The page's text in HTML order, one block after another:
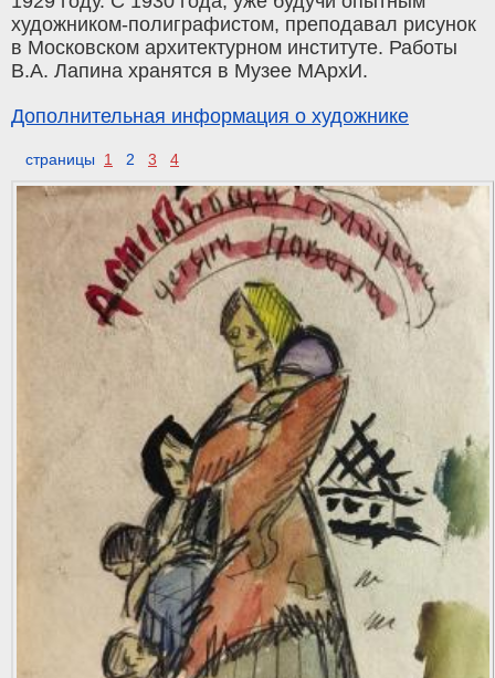
художником-полиграфистом, преподавал рисунок
в Московском архитектурном институте. Работы
В.А. Лапина хранятся в Музее МАрхИ.
Дополнительная информация о художнике
страницы 1 2 3 4